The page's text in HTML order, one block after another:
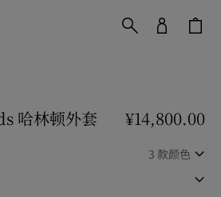
哈林顿外套 价格 ¥14,800.00
¥14,800.00
3 款颜色